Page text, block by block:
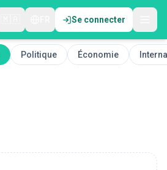
Se connecter
Politique Économie